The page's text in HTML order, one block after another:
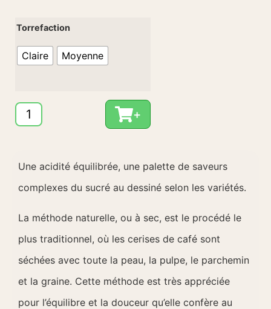
Torrefaction
Claire Moyenne
+
Une acidité équilibrée, une palette de saveurs
complexes du sucré au dessiné selon les variétés.
La méthode naturelle, ou à sec, est le procédé le
plus traditionnel, où les cerises de café sont
séchées avec toute la peau, la pulpe, le parchemin
et la graine. Cette méthode est très appréciée
pour l’équilibre et la douceur qu’elle confère au